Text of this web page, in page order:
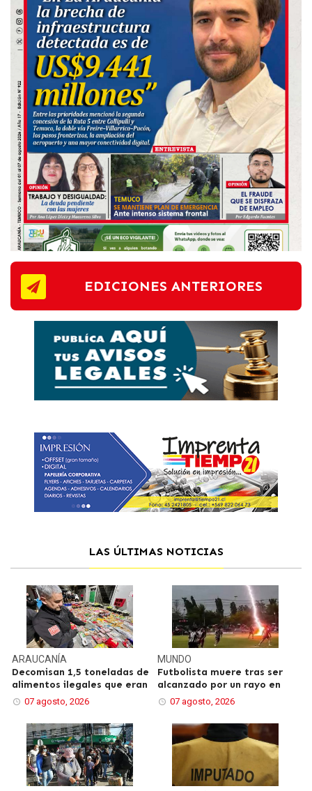
EDICIONES ANTERIORES
LAS ÚLTIMAS NOTICIAS
ARAUCANÍA
Decomisan 1,5 toneladas de
alimentos ilegales que eran
07 agosto, 2026
MUNDO
Futbolista muere tras ser
alcanzado por un rayo en
07 agosto, 2026